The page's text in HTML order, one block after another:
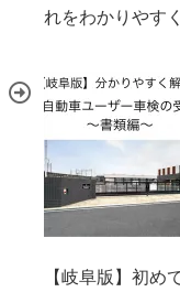
れをわかりやす
【岐阜版】初